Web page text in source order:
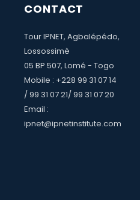
CONTACT
Tour IPNET, Agbalépédo,
Lossossimè
05 BP 507, Lomé - Togo
Mobile : +228 99 31 07 14
/ 99 31 07 21/ 99 31 07 20
Email :
ipnet@ipnetinstitute.com